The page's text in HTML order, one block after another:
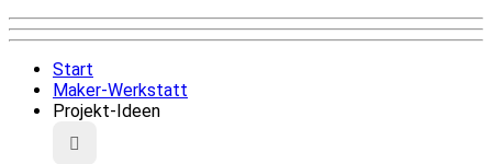
Start
Maker-Werkstatt
Projekt-Ideen